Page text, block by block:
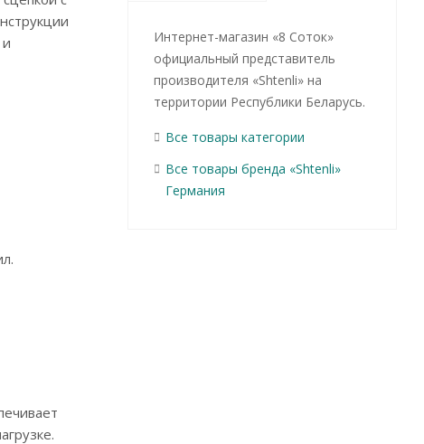
Интернет-магазин «8 Соток»
официальный представитель
производителя «Shtenli» на
территории Республики Беларусь.
Все товары категории
Все товары бренда «Shtenli»
Германия